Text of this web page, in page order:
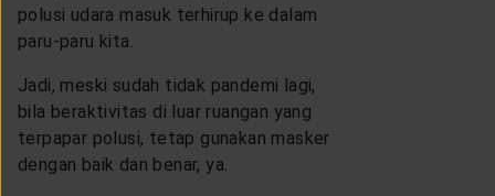
polusi udara masuk terhirup ke dalam
paru-paru kita.
Jadi, meski sudah tidak pandemi lagi,
bila beraktivitas di luar ruangan yang
terpapar polusi, tetap gunakan masker
dengan baik dan benar, ya.